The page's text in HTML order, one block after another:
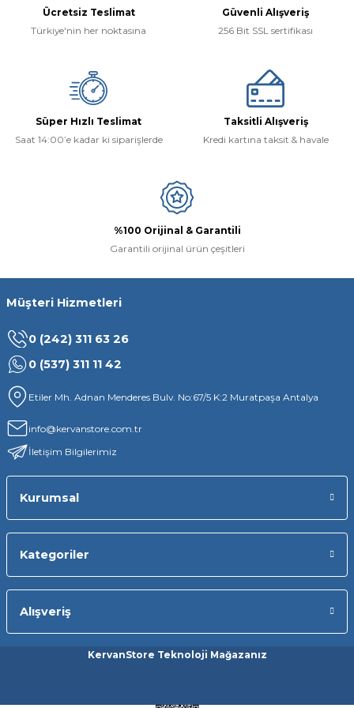
Ücretsiz Teslimat
Türkiye'nin her noktasına
Güvenli Alışveriş
256 Bit SSL sertifikası
Süper Hızlı Teslimat
Saat 14:00’e kadar ki siparişlerde
Taksitli Alışveriş
Kredi kartına taksit & havale
%100 Orijinal & Garantili
Garantili orijinal ürün çeşitleri
Müşteri Hizmetleri
0 (242) 311 63 26
0 (537) 311 11 42
Etiler Mh. Adnan Menderes Bulv. No:67/5 K:2 Muratpaşa Antalya
info@kervanstore.com.tr
İletişim Bilgilerimiz
Kurumsal
Kategoriler
Alışveriş
KervanStore Teknoloji Mağazanız